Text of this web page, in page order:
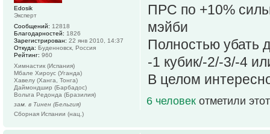
ПРС по +10%
мэйби
Полностью убать
-1 кубик/-2/-3/-4
В целом
6 человек отметили
Edosik
Эксперт
Сообщений: 12818
Благодарностей: 1826
Зарегистрирован: 22 янв 2010, 14:37
Откуда: Буденновск, Россия
Рейтинг: 960
Химнастик (Испания)
Мбале Хироус (Уганда)
Хавелу (Ханга, Тонга)
Даймондшир (Барбадос)
Вольта Редонда (Бразилия)
зам. в Тинен (Бельгия)
Сборная Испании (нац.)